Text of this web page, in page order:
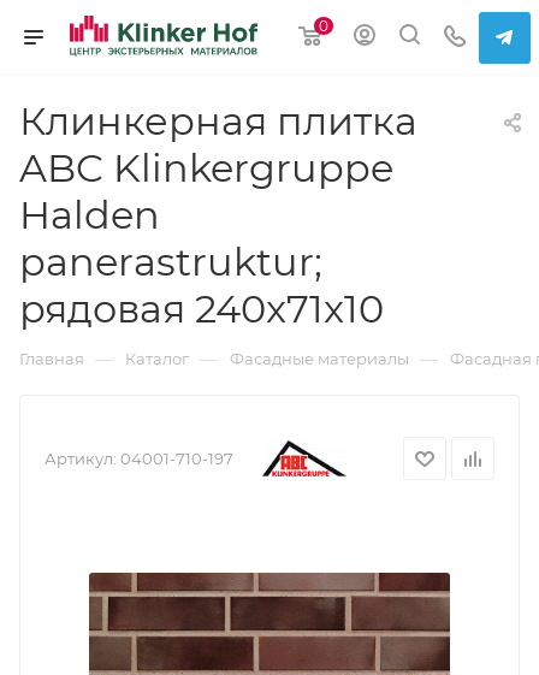
0
Клинкерная плитка
ABC Klinkergruppe
Halden
panerastruktur;
рядовая 240x71x10
Главная — Каталог — Фасадные материалы — Фасадная
Артикул: 04001-710-197